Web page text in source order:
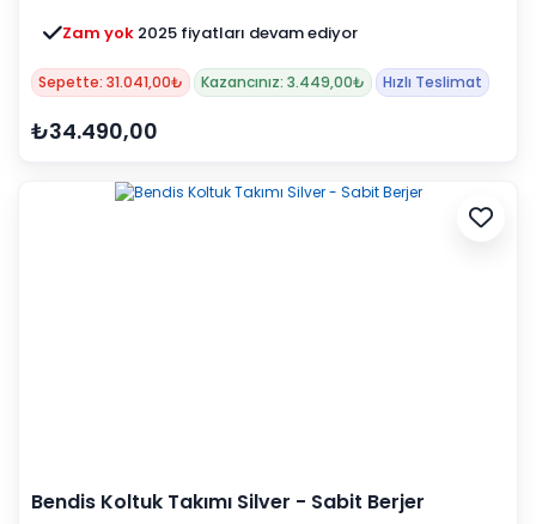
Zam yok 2025 fiyatları devam ediyor
Sepette: 31.041,00₺ Kazancınız: 3.449,00₺ Hızlı Teslimat
₺34.490,00
Bendis Koltuk Takımı Silver - Sabit Berjer